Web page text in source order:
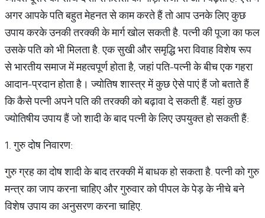
अगर आपके पति बहुत मेहनत से काम करते हैं तो आप उनके लिए कुछ
उपाय करके उनकी तरक्की के मार्ग खोल सकती है. पत्नी की पूजा का फल
उसके पति को भी मिलता है. एक सुखी और समृद्धि भरा विवाह विशेष रूप
से भारतीय समाज में महत्वपूर्ण होता है, जहां पति-पत्नी के बीच एक गहरा
आदान-प्रदान होता है। ज्योतिष शास्त्र में कुछ ऐसे पाएं हैं जो बताते हैं
कि कैसे पत्नी अपने पति की तरक्की को बढ़ावा दे सकती हैं. यहां कुछ
ज्योतिषीय उपाय हैं जो शादी के बाद पत्नी के लिए उपयुक्त हो सकती हैं:
1. गुरु दोष निवारण:
गुरु ग्रह का दोष शादी के बाद तरक्की में बाधक हो सकता है. पत्नी को गुरु
मन्त्र का जाप करना चाहिए और गुरुवार को पीपल के पेड़ के नीचे बने
विशेष उपाय का अनुसरण करना चाहिए.